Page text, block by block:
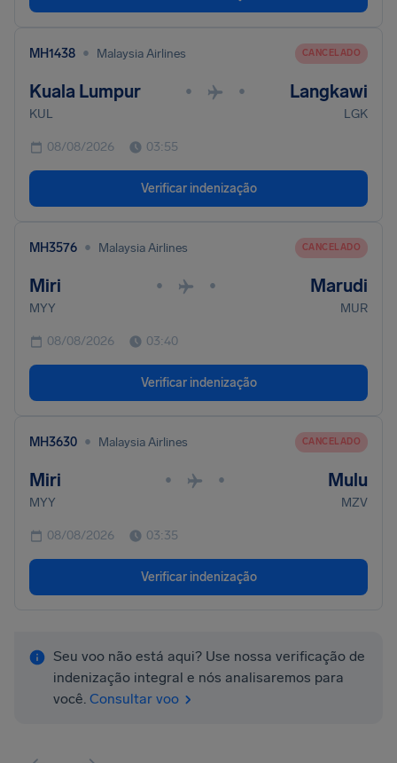
MH1438 • Malaysia Airlines CANCELADO
Kuala Lumpur • • Langkawi
KUL LGK
08/08/2026 03:55
Verificar indenização
MH3576 • Malaysia Airlines CANCELADO
Miri • • Marudi
MYY MUR
08/08/2026 03:40
Verificar indenização
MH3630 • Malaysia Airlines CANCELADO
Miri • • Mulu
MYY MZV
08/08/2026 03:35
Verificar indenização
Seu voo não está aqui? Use nossa verificação de
indenização integral e nós analisaremos para
você. Consultar voo